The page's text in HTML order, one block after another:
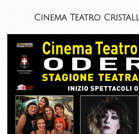
Cinema Teatro